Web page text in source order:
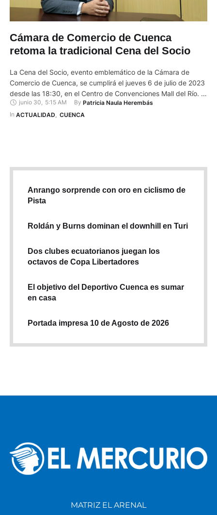
Cámara de Comercio de Cuenca
retoma la tradicional Cena del Socio
La Cena del Socio, evento emblemático de la Cámara de
Comercio de Cuenca, se cumplirá el jueves 6 de julio de 2023
desde las 18:30, en el Centro de Convenciones Mall del Río. El
evento contará con un espacio para networking, donde los
asistentes podrán hacer negocios y ampliar los lazos
junio 30, 5:15 AM By Patricia Naula Herembás
In ACTUALIDAD CUENCA
Anrango sorprende con oro en ciclismo de
Pista
Roldán y Burns dominan el downhill en Turi
Dos clubes ecuatorianos juegan los
octavos de Copa Libertadores
El objetivo del Deportivo Cuenca es sumar
en casa
Portada impresa 10 de Agosto de 2026
MATRIZ EL ARENAL